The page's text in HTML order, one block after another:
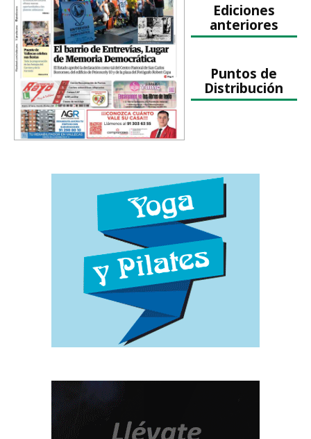
Ediciones
anteriores
Puntos de
Distribución